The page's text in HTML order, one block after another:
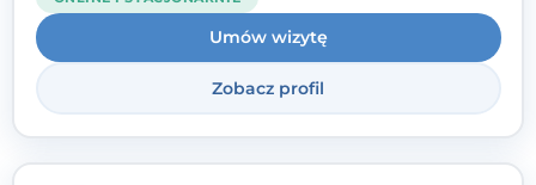
Umów wizytę
Zobacz profil